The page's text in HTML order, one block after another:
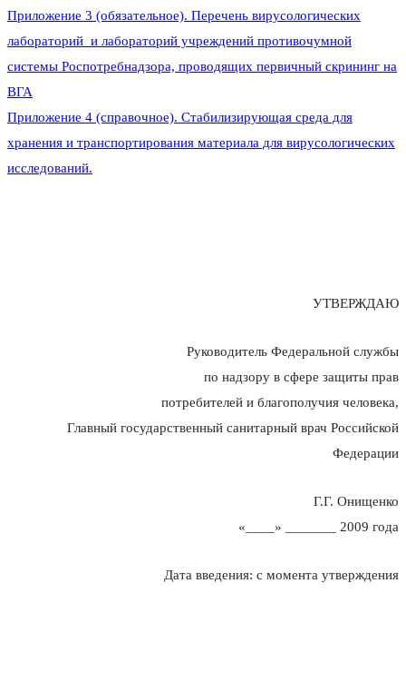
Приложение 3 (обязательное). Перечень вирусологических
лабораторий и лабораторий учреждений противочумной
системы Роспотребнадзора, проводящих первичный скрининг на
ВГА
Приложение 4 (справочное). Стабилизирующая среда для
хранения и транспортирования материала для вирусологических
исследований.
УТВЕРЖДАЮ
Руководитель Федеральной службы
по надзору в сфере защиты прав
потребителей и благополучия человека,
Главный государственный санитарный врач Российской
Федерации
Г.Г. Онищенко
«____» _______ 2009 года
Дата введения: с момента утверждения